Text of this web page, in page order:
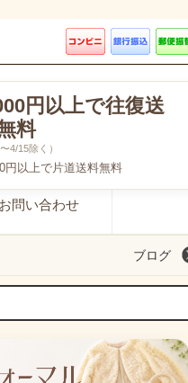
円以上で往復送
料
〜4/15除く）
円以上で片道送料無料
お問い合わせ
ブログ